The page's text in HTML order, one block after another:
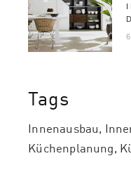
Tags
Innenausbau
Küchenplanung